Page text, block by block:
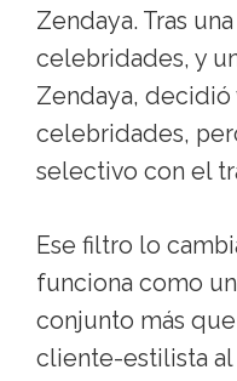
Zendaya. Tras
celebridades, y
Zendaya,
celebridades,
selectivo con el
Ese filtro lo
funciona como
conjunto más
cliente-estilista al